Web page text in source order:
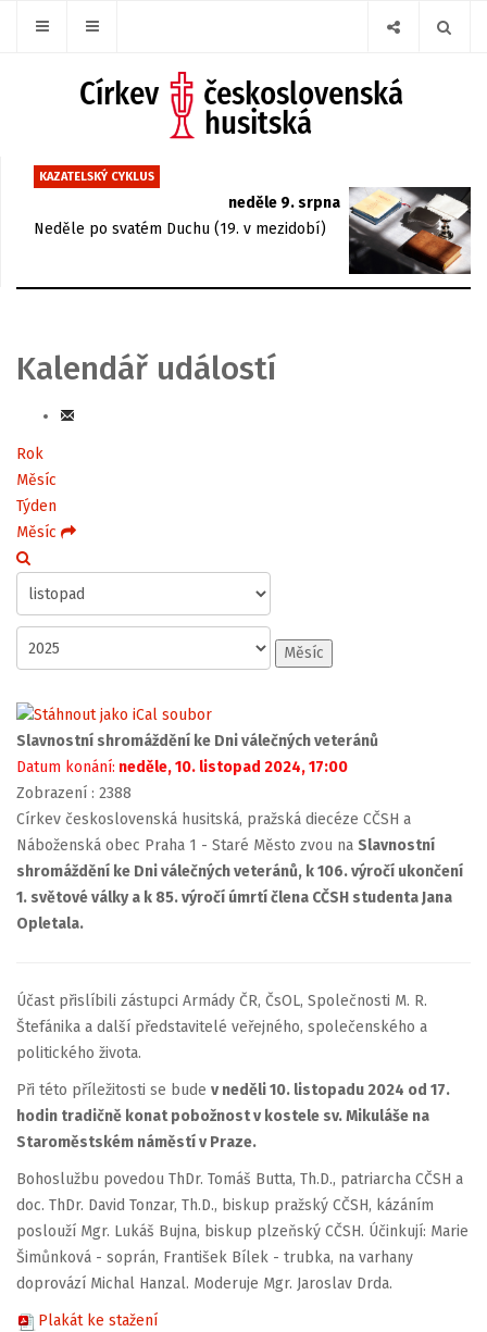
KAZATELSKÝ CYKLUS
neděle 9. srpna
Neděle po svatém Duchu (19. v mezidobí)
Kalendář událostí
Rok
Měsíc
Týden
Měsíc
Měsíc
Slavnostní shromáždění ke Dni válečných veteránů
Datum konání: neděle, 10. listopad 2024, 17:00
Zobrazení : 2388
Církev československá husitská, pražská diecéze CČSH a
Náboženská obec Praha 1 - Staré Město zvou na Slavnostní
shromáždění ke Dni válečných veteránů, k 106. výročí ukončení
1. světové války a k 85. výročí úmrtí člena CČSH studenta Jana
Opletala.
Účast přislíbili zástupci Armády ČR, ČsOL, Společnosti M. R.
Štefánika a další představitelé veřejného, společenského a
politického života.
Při této příležitosti se bude v neděli 10. listopadu 2024 od 17.
hodin tradičně konat pobožnost v kostele sv. Mikuláše na
Staroměstském náměstí v Praze.
Bohoslužbu povedou ThDr. Tomáš Butta, Th.D., patriarcha CČSH a
doc. ThDr. David Tonzar, Th.D., biskup pražský CČSH, kázáním
poslouží Mgr. Lukáš Bujna, biskup plzeňský CČSH. Účinkují: Marie
Šimůnková - soprán, František Bílek - trubka, na varhany
doprovází Michal Hanzal. Moderuje Mgr. Jaroslav Drda.
Plakát ke stažení